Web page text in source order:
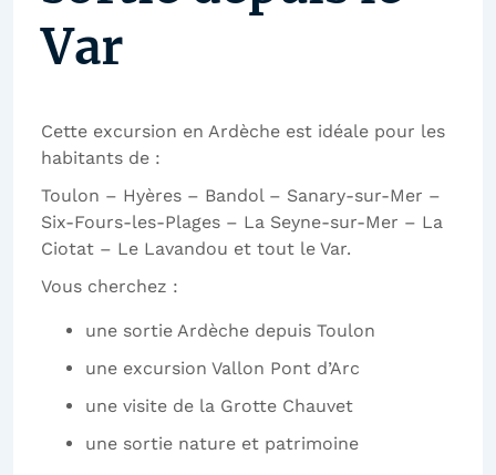
Var
Cette excursion en Ardèche est idéale pour les
habitants de :
Toulon – Hyères – Bandol – Sanary-sur-Mer –
Six-Fours-les-Plages – La Seyne-sur-Mer – La
Ciotat – Le Lavandou et tout le Var.
Vous cherchez :
une sortie Ardèche depuis Toulon
une excursion Vallon Pont d’Arc
une visite de la Grotte Chauvet
une sortie nature et patrimoine